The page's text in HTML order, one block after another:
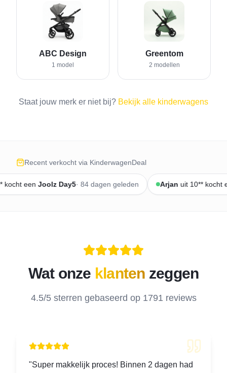
ABC Design
1 model
Greentom
2 model len
Staat jouw merk er niet bij? Bekijk alle kinderwagens
Recent verkocht via KinderwagenDeal
een Joolz Day5·84 dagen geleden Arjanuit10** kocht een
Wat onze klanten zeggen
4.5/5 sterren gebaseerd op 1791 reviews
"Super makkelijk proces! Binnen 2 dagen had